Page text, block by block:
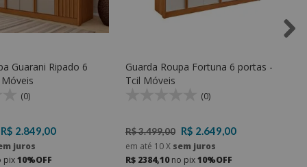
Guarani Ripado 6
(0)
R$ 2.849,00
juros
pix10%OFF
Guarda Roupa Fortuna 6 portas -
Tcil Móveis
(0)
R$ 3.499,00 R$ 2.649,00
em até 10X sem juros
R$ 2384,10no pix10%OFF